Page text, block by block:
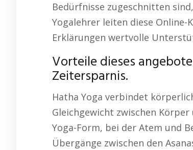
Bedürfnisse zugeschnitten
Yogalehrer leiten diese
Erklärungen wertvolle
Vorteile dieses
Zeitersparnis.
Hatha Yoga verbindet
Gleichgewicht zwischen
Yoga-Form, bei der Atem und
Übergänge zwischen den